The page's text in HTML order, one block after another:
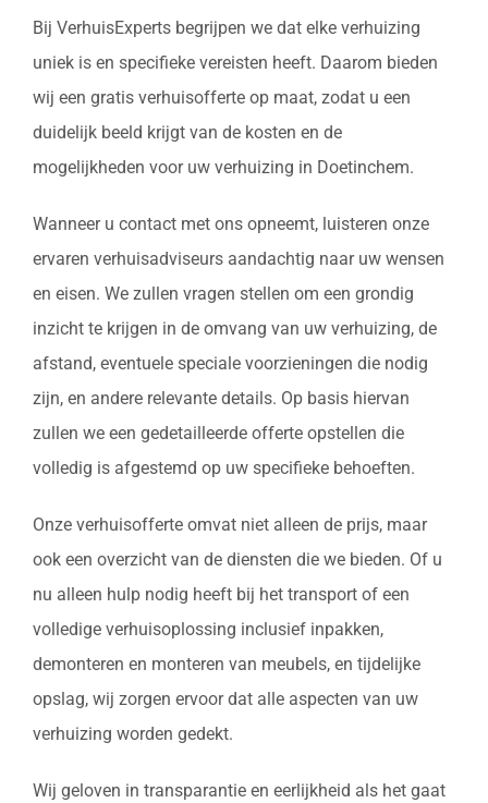
Bij VerhuisExperts begrijpen we dat elke verhuizing
uniek is en specifieke vereisten heeft. Daarom bieden
wij een gratis verhuisofferte op maat, zodat u een
duidelijk beeld krijgt van de kosten en de
mogelijkheden voor uw verhuizing in Doetinchem.
Wanneer u contact met ons opneemt, luisteren onze
ervaren verhuisadviseurs aandachtig naar uw wensen
en eisen. We zullen vragen stellen om een grondig
inzicht te krijgen in de omvang van uw verhuizing, de
afstand, eventuele speciale voorzieningen die nodig
zijn, en andere relevante details. Op basis hiervan
zullen we een gedetailleerde offerte opstellen die
volledig is afgestemd op uw specifieke behoeften.
Onze verhuisofferte omvat niet alleen de prijs, maar
ook een overzicht van de diensten die we bieden. Of u
nu alleen hulp nodig heeft bij het transport of een
volledige verhuisoplossing inclusief inpakken,
demonteren en monteren van meubels, en tijdelijke
opslag, wij zorgen ervoor dat alle aspecten van uw
verhuizing worden gedekt.
Wij geloven in transparantie en eerlijkheid als het gaat